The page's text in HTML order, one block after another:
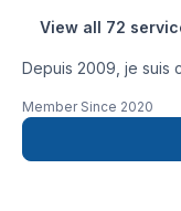
View all 72
Depuis 2009, je suis
de très bonnes
éventail de services
réparation ou bien
Member Since 2020